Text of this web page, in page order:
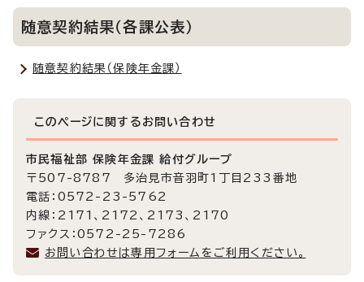
随意契約結果（各課公表）
随意契約結果（保険年金課）
このページに関する お問い合わせ
市民福祉部 保険年金課 給付グループ
〒507-8787 多治見市音羽町1丁目233番地
電話：0572-23-5762
内線：2171、2172、2173、2170
ファクス：0572-25-7286
お問い合わせは専用フォームをご利用ください。